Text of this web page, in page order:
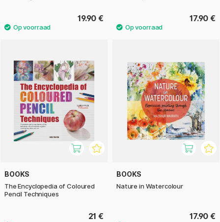
19.90 € 17.90 €
BOOKS
The Encyclopedia of Coloured
Pencil Techniques
21 €
BOOKS
Nature in Watercolour
17.90 €